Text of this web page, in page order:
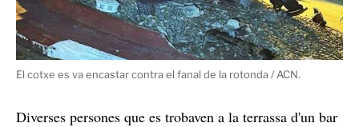
El cotxe es va encastar contra el fanal de la rotonda / ACN.
Diverses persones que es trobaven a la terrassa d'un bar